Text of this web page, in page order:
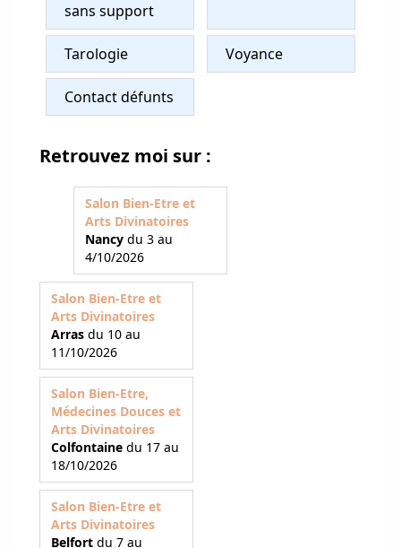
sans support
Tarologie Voyance
Contact défunts
Retrouvez moi sur :
Salon Bien-Etre et
Arts Divinatoires
Nancydu 3 au
4/10/2026
Salon Bien-Etre et
Arts Divinatoires
Arras du 10 au
11/10/2026
Salon Bien-Etre,
Médecines Douces et
Arts Divinatoires
Colfontaine du 17 au
18/10/2026
Salon Bien-Etre et
Arts Divinatoires
Belfort du 7 au